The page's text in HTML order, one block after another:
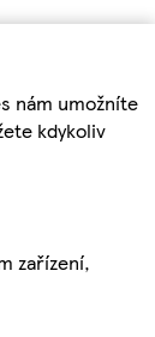
nám umožníte
kdykoliv
zařízení,